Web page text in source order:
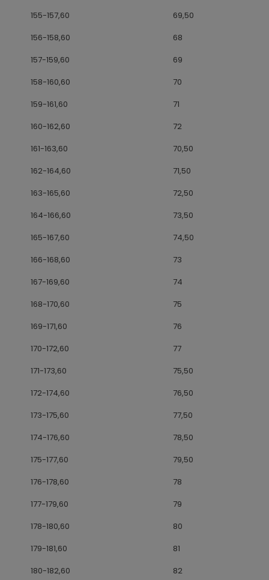
155-157,60
69,50
156-158,60
68
157-159,60
69
158-160,60
70
159-161,60
71
160-162,60
72
161-163,60
70,50
162-164,60
71,50
163-165,60
72,50
164-166,60
73,50
165-167,60
74,50
166-168,60
73
167-169,60
74
168-170,60
75
169-171,60
76
170-172,60
77
171-173,60
75,50
172-174,60
76,50
173-175,60
77,50
174-176,60
78,50
175-177,60
79,50
176-178,60
78
177-179,60
79
178-180,60
80
179-181,60
81
180-182,60
82